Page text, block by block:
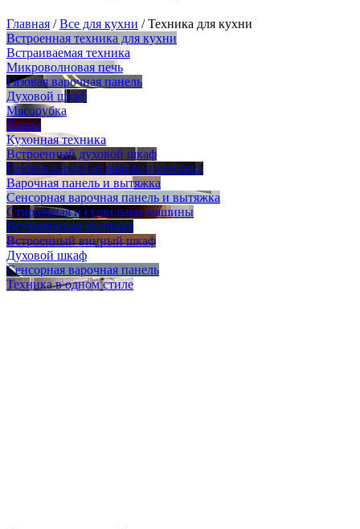
Главная /Все для кухни /Техника для кухни
Встроенная техника для кухни
Встраиваемая техника
Микроволновая печь
Газовая варочная панель
Духовой шкаф
Мясорубка
Плита
Кухонная техника
Встроенный духовой шкаф
Газовая варочная панель и вытяжка
Варочная панель и вытяжка
Сенсорная варочная панель и вытяжка
Стиральная и сушильная машины
Встраиваемая вытяжка
Встроенный винный шкаф
Духовой шкаф
Сенсорная варочная панель
Техника в одном стиле